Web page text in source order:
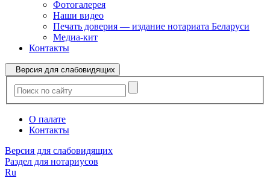
Фотогалерея
Наши видео
Печать доверия — издание нотариата Беларуси
Медиа-кит
Контакты
Версия для слабовидящих
О палате
Контакты
Версия для слабовидящих
Раздел для нотариусов
Ru